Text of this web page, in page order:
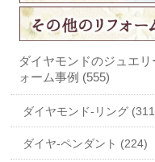
ダイヤモンドのジュエ
ォーム事例 (555)
ダイヤモンド-リング
ダイヤ-ペンダント (224)